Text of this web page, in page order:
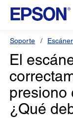
Soporte
El
presiono
¿Qué